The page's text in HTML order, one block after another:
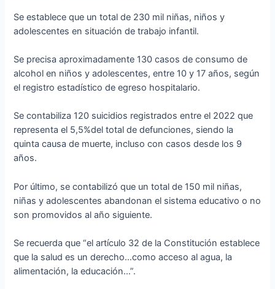
Se establece que un total de 230 mil niñas, niños y
adolescentes en situación de trabajo infantil.
Se precisa aproximadamente 130 casos de consumo de
alcohol en niños y adolescentes, entre 10 y 17 años, según
el registro estadístico de egreso hospitalario.
Se contabiliza 120 suicidios registrados entre el 2022 que
representa el 5,5%del total de defunciones, siendo la
quinta causa de muerte, incluso con casos desde los 9
años.
Por último, se contabilizó que un total de 150 mil niñas,
niñas y adolescentes abandonan el sistema educativo o no
son promovidos al año siguiente.
Se recuerda que “el artículo 32 de la Constitución establece
que la salud es un derecho…como acceso al agua, la
alimentación, la educación…”.